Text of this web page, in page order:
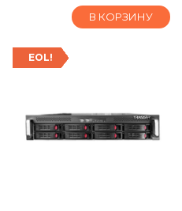
В КОРЗИНУ
EOL!